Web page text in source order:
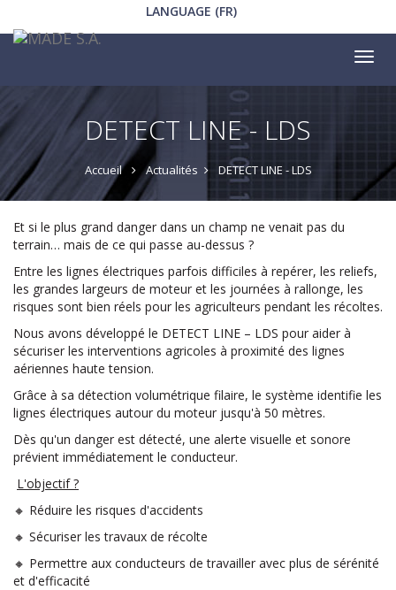
LANGUAGE (FR)
DETECT LINE - LDS
Accueil Actualités DETECT LINE - LDS
Et si le plus grand danger dans un champ ne venait pas du
terrain… mais de ce qui passe au-dessus ?
Entre les lignes électriques parfois difficiles à repérer, les reliefs,
les grandes largeurs de moteur et les journées à rallonge, les
risques sont bien réels pour les agriculteurs pendant les récoltes.
Nous avons développé le DETECT LINE – LDS pour aider à
sécuriser les interventions agricoles à proximité des lignes
aériennes haute tension.
Grâce à sa détection volumétrique filaire, le système identifie les
lignes électriques autour du moteur jusqu'à 50 mètres.
Dès qu'un danger est détecté, une alerte visuelle et sonore
prévient immédiatement le conducteur.
L'objectif ?
🔸 Réduire les risques d'accidents
🔸 Sécuriser les travaux de récolte
🔸 Permettre aux conducteurs de travailler avec plus de sérénité
et d'efficacité